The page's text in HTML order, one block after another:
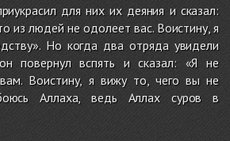
для них их деяния и сказал:
из людей не одолеет вас. Воистину, я
Но когда два отряда увидели
повернул вспять и сказал: «Я не
Воистину, я вижу то, чего вы не
Аллаха, ведь Аллах суров в